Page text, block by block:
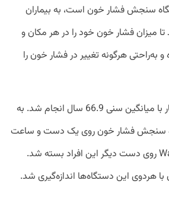
سنجش فشار خون است، به بیماران
میزان فشار خون خود را در هر مکان و
و به‌راحتی هرگونه تغییر در فشار خون را
این آزمایش روی 56 بیمار با میانگین سنی 66.9 سال انجام شد. به
سنجش فشار خون روی یک دست و ساعت
هوشمند گلکسی Watch 3 روی دست دیگر این افراد بسته شد.
هردوی این دستگاه‌ها اندازه‌گیری شد.